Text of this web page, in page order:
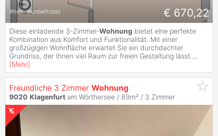
#hell #unbefristet € 670,22
Diese einladende 3-Zimmer-Wohnung bietet eine perfekte
Kombination aus Komfort und Funktionalität. Mit einer
großzügigen Wohnfläche erwartet Sie ein durchdachter
Grundriss, der Ihnen viel Raum zur freien Gestaltung lässt....
[Mehr]
Freundliche 3 Zimmer Wohnung
9020 Klagenfurt am Wörthersee / 89m² / 3 Zimmer